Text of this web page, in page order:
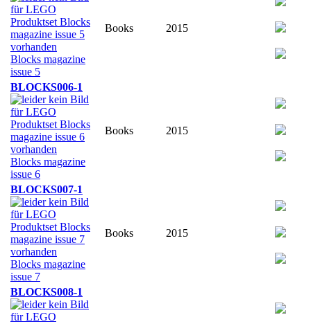
Blocks magazine
issue 5
Books 2015
BLOCKS006-1
Blocks magazine
issue 6
Books 2015
BLOCKS007-1
Blocks magazine
issue 7
Books 2015
BLOCKS008-1